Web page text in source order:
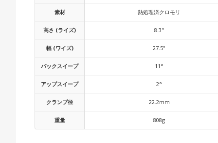
素材 熱処理済クロモリ
高さ (ライズ) 8.3"
幅 (ワイズ) 27.5"
バックスイープ 11°
アップスイープ 2°
クランプ径 22.2mm
重量 808g